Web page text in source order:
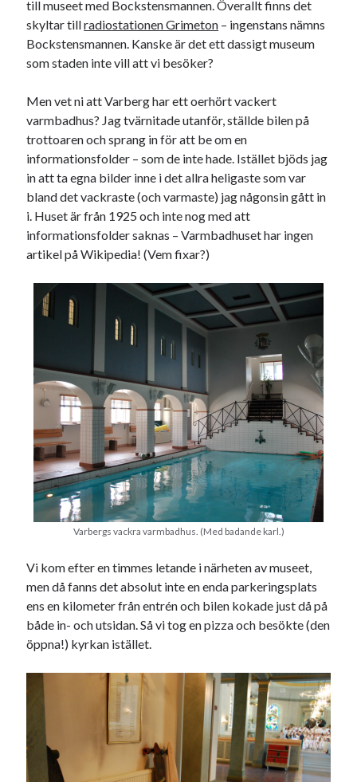
Swish: 070-8885542
till museet med Bockstensmannen. Överallt finns det
skyltar tillradiostationen Grimeton – ingenstans nämns
Bockstensmannen. Kanske är det ett dassigt museum
som staden inte vill att vi besöker?
Men vet ni att Varberg har ett oerhört vackert
varmbadhus? Jag tvärnitade utanför, ställde bilen på
trottoaren och sprang in för att be om en
informationsfolder – som de inte hade. Istället bjöds jag
in att ta egna bilder inne i det allra heligaste som var
bland det vackraste (och varmaste) jag någonsin gått in
i. Huset är från 1925 och inte nog med att
informationsfolder saknas – Varmbadhuset har ingen
artikel på Wikipedia! (Vem fixar?)
Varbergs vackra varmbadhus. (Med badande karl.)
Vi kom efter en timmes letande i närheten av museet,
men då fanns det absolut inte en enda parkeringsplats
ens en kilometer från entrén och bilen kokade just då på
både in- och utsidan. Så vi tog en pizza och besökte (den
öppna!) kyrkan istället.